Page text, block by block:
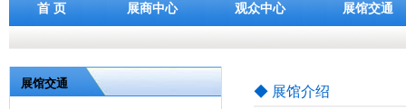
首 页 展商中心 观众中心 展馆交通
展馆交通
◆ 展馆介绍